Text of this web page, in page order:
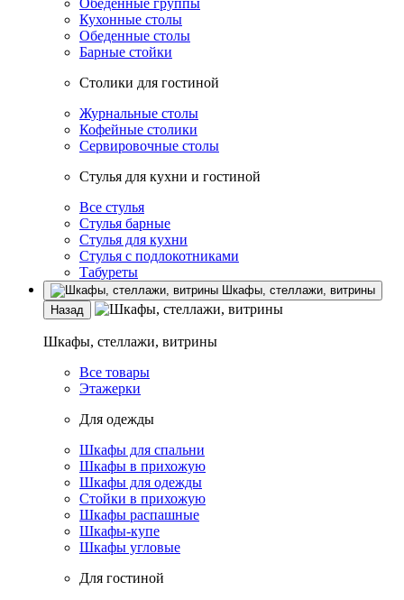
Обеденные группы
Кухонные столы
Обеденные столы
Барные стойки
Столики для гостиной
Журнальные столы
Кофейные столики
Сервировочные столы
Стулья для кухни и гостиной
Все стулья
Стулья барные
Стулья для кухни
Стулья с подлокотниками
Табуреты
Шкафы, стеллажи, витрины
Назад
Шкафы, стеллажи, витрины
Все товары
Этажерки
Для одежды
Шкафы для спальни
Шкафы в прихожую
Шкафы для одежды
Стойки в прихожую
Шкафы распашные
Шкафы-купе
Шкафы угловые
Для гостиной